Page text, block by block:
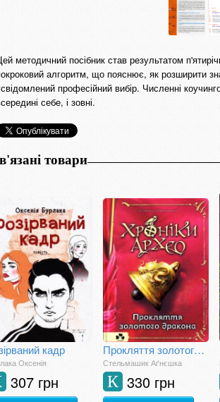
методичний посібник став результатом
алгоритм, що пояснює, як розширити
професійний вибір. Численні
себе, і зовні.
товари
кадр
Оксенія
307 грн
Прокляття золотого дракона. Хроніки архео. Книга 4
Стельмашик Аґнєшка
330 грн
К